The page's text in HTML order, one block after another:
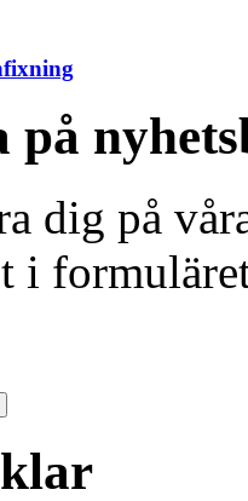
på
dig på
i